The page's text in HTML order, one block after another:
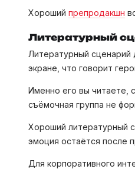
Хороший препродакшн
Литературный
Литературный сценарий
экране, что говорит
Именно его вы читаете,
съёмочная группа не
Хороший литературный
эмоция остаётся после
Для корпоративного